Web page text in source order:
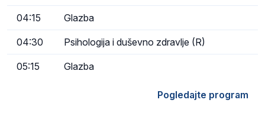
04:15 Glazba
04:30 Psihologija i duševno zdravlje (R)
05:15 Glazba
Pogledajte program